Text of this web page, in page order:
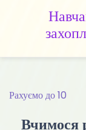
Рахуємо до 10
Вчимося